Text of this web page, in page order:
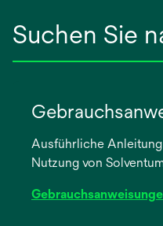
Suchen Sie
Ausführliche
Nutzung von